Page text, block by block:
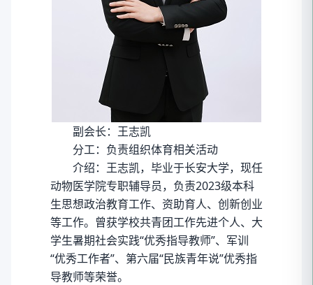
副会长：王志凯
分工：负责组织体育相关活动
介绍：王志凯，毕业于长安大学，现任
动物医学院专职辅导员，负责2023级本科
生思想政治教育工作、资助育人、创新创业
等工作。曾获学校共青团工作先进个人、大
学生暑期社会实践“优秀指导教师”、军训
“优秀工作者”、第六届“民族青年说”优秀指
导教师等荣誉。